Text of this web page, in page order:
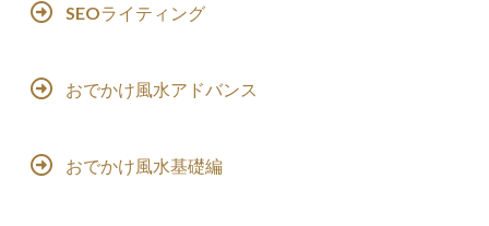
SEOライティング
おでかけ風水アドバンス
おでかけ風水基礎編